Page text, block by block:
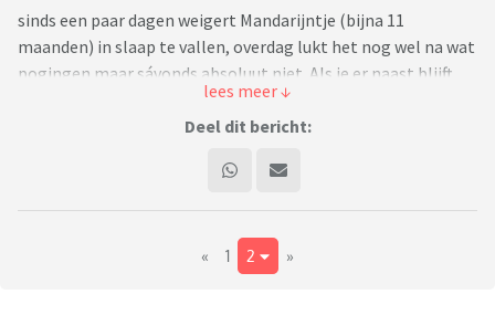
sinds een paar dagen weigert Mandarijntje (bijna 11
maanden) in slaap te vallen, overdag lukt het nog wel na wat
pogingen maar sávonds absoluut niet. Als je er naast blijft
zitten valt ze in slaap, zodra je opstaat wordt ze gillend
wakker. Weg gaan en af en toe terug leggen (ze staat
dit uren vol en is dan compleet overstuur. Als je haar eruit
haalt dan is ze blij en knuffelt en kust ze, klapt in haar
handjes en doet 'hoera'. Gisteravond heb ik haar in een grote
deken strak ingebakerd en ze is toen in de kinderwagen in
Deel dit bericht:
« 1 2 »